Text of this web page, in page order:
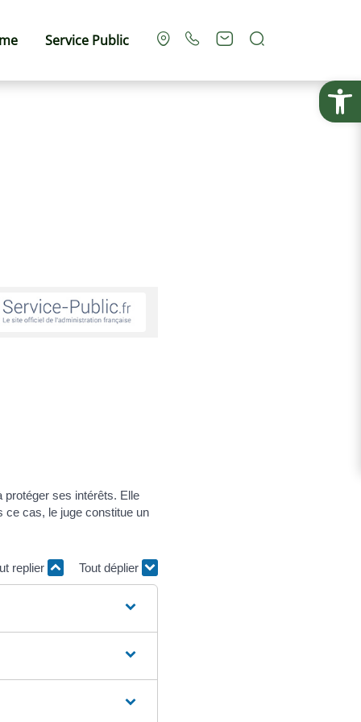
Ouvrir
Service Public
protéger ses intérêts. Elle
ce cas, le juge constitue un
replier Tout déplier